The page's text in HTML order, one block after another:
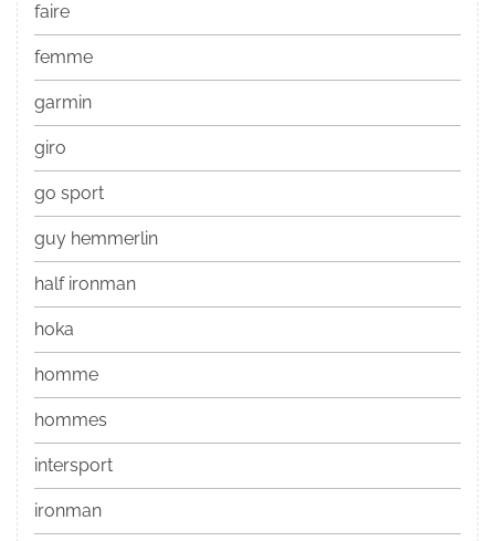
faire
femme
garmin
giro
go sport
guy hemmerlin
half ironman
hoka
homme
hommes
intersport
ironman